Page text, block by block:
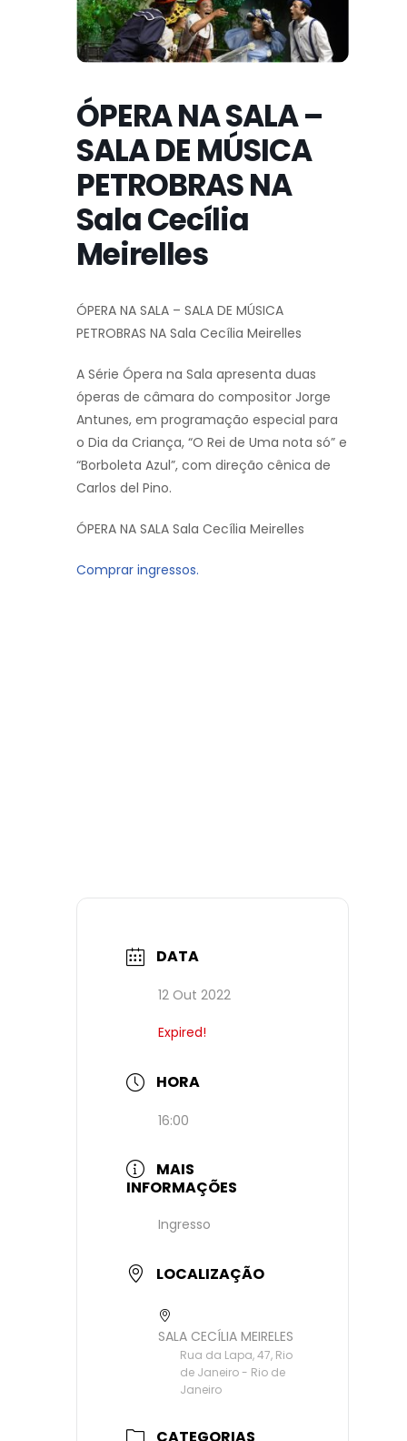
ÓPERA NA SALA –
SALA DE MÚSICA
PETROBRAS NA
Sala Cecília
Meirelles
ÓPERA NA SALA – SALA DE MÚSICA
PETROBRAS NA Sala Cecília Meirelles
A Série Ópera na Sala apresenta duas
óperas de câmara do compositor Jorge
Antunes, em programação especial para
o Dia da Criança, “O Rei de Uma nota só” e
“Borboleta Azul”, com direção cênica de
Carlos del Pino.
ÓPERA NA SALA Sala Cecília Meirelles
Comprar ingressos.
DATA
12 Out 2022
Expired!
HORA
16:00
MAIS
INFORMAÇÕES
Ingresso
LOCALIZAÇÃO
SALA CECÍLIA MEIRELES
Rua da Lapa, 47, Rio
de Janeiro - Rio de
Janeiro